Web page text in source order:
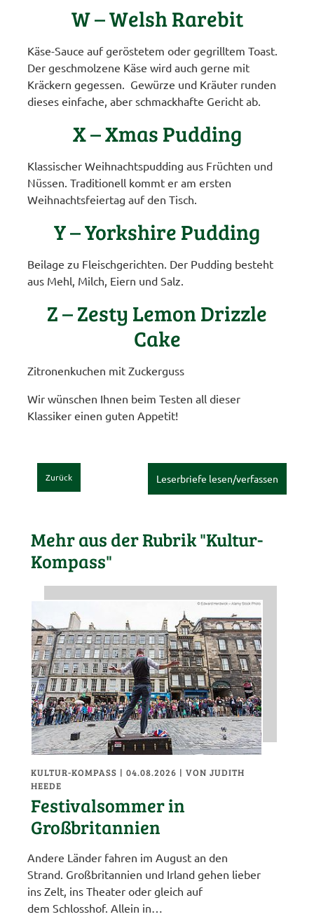
W – Welsh Rarebit
Käse-Sauce auf geröstetem oder gegrilltem Toast.
Der geschmolzene Käse wird auch gerne mit
Kräckern gegessen. Gewürze und Kräuter runden
dieses einfache, aber schmackhafte Gericht ab.
X – Xmas Pudding
Klassischer Weihnachtspudding aus Früchten und
Nüssen. Traditionell kommt er am ersten
Weihnachtsfeiertag auf den Tisch.
Y – Yorkshire Pudding
Beilage zu Fleischgerichten. Der Pudding besteht
aus Mehl, Milch, Eiern und Salz.
Z – Zesty Lemon Drizzle
Cake
Zitronenkuchen mit Zuckerguss
Wir wünschen Ihnen beim Testen all dieser
Klassiker einen guten Appetit!
Zurück Leserbriefe lesen/verfassen
Mehr aus der Rubrik "Kultur-
Kompass"
KULTUR-KOMPASS | 04.08.2026 |VON JUDITH
HEEDE
Festivalsommer in
Großbritannien
Andere Länder fahren im August an den
Strand. Großbritannien und Irland gehen lieber
ins Zelt, ins Theater oder gleich auf
dem Schlosshof. Allein in…